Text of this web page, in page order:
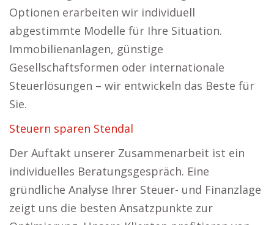
Optionen erarbeiten wir individuell
abgestimmte Modelle für Ihre Situation.
Immobilienanlagen, günstige
Gesellschaftsformen oder internationale
Steuerlösungen – wir entwickeln das Beste für
Sie.
Steuern sparen Stendal
Der Auftakt unserer Zusammenarbeit ist ein
individuelles Beratungsgespräch. Eine
gründliche Analyse Ihrer Steuer- und Finanzlage
zeigt uns die besten Ansatzpunkte zur